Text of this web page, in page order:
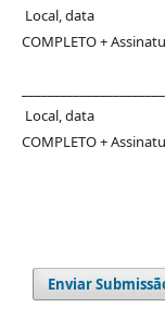
Local,
COMPLETO +
Local,
COMPLETO +
Enviar